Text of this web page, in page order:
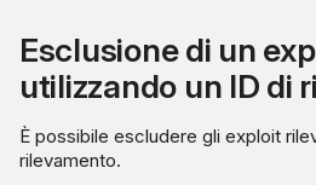
Esclusione di un
utilizzando un ID di
È possibile escludere gli exploit
rilevamento.